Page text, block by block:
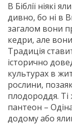
В Біблії ніякі
дивно, бо ні в
загалом вони
кедри, але
Традиція
історично
культурах в
рослини,
плодороддя.
пантеон –
додому або